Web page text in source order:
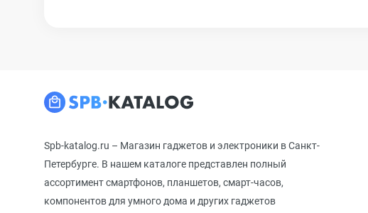
Spb-katalog.ru – Магазин гаджетов и электроники в Санкт-
Петербурге. В нашем каталоге представлен полный
ассортимент смартфонов, планшетов, смарт-часов,
компонентов для умного дома и других гаджетов